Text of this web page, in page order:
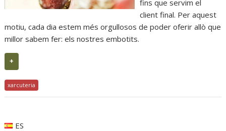
fins que servim el
client final. Per aquest
motiu, cada dia estem més orgullosos de poder oferir allò que
millor sabem fer: els nostres embotits.
+
xarcuteria
ES